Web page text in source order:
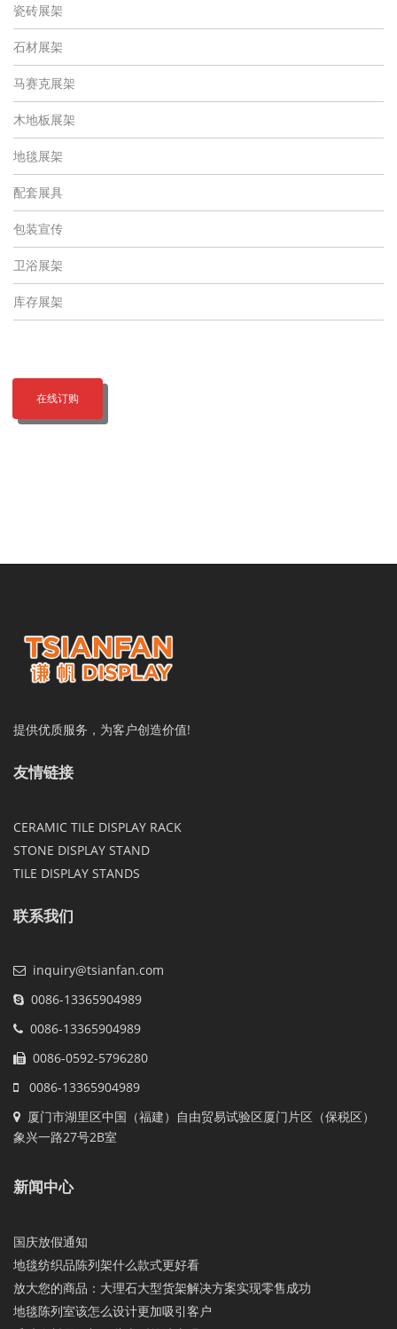
瓷砖展架
石材展架
马赛克展架
木地板展架
地毯展架
配套展具
包装宣传
卫浴展架
库存展架
在线订购
提供优质服务，为客户创造价值!
友情链接
CERAMIC TILE DISPLAY RACK
STONE DISPLAY STAND
TILE DISPLAY STANDS
联系我们
inquiry@tsianfan.com
0086-13365904989
0086-13365904989
0086-0592-5796280
0086-13365904989
厦门市湖里区中国（福建）自由贸易试验区厦门片区（保税区）
象兴一路27号2B室
新闻中心
国庆放假通知
地毯纺织品陈列架什么款式更好看
放大您的商品：大理石大型货架解决方案实现零售成功
地毯陈列室该怎么设计更加吸引客户